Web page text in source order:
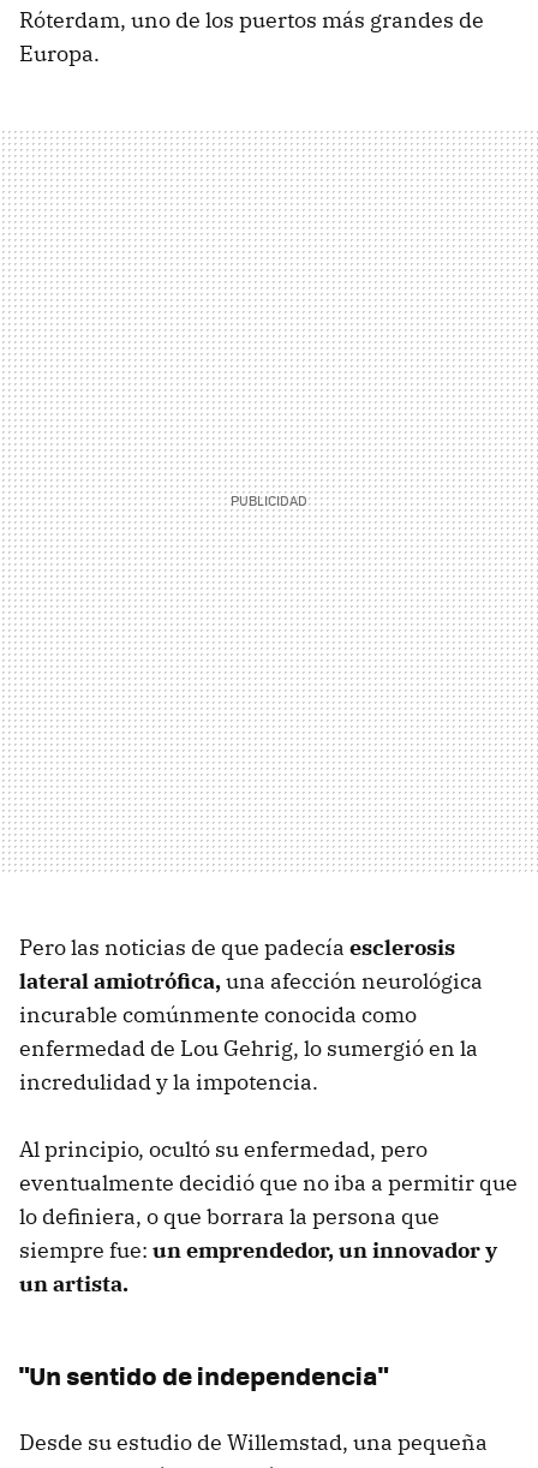
Róterdam, uno de los puertos más grandes de
Europa.
Pero las noticias de que padecía esclerosis
lateral amiotrófica,una afección neurológica
incurable comúnmente conocida como
enfermedad de Lou Gehrig, lo sumergió en la
incredulidad y la impotencia.
Al principio, ocultó su enfermedad, pero
eventualmente decidió que no iba a permitir que
lo definiera, o que borrara la persona que
siempre fue: un emprendedor, un innovador y
un artista.
"Un sentido de independencia"
Desde su estudio de Willemstad, una pequeña